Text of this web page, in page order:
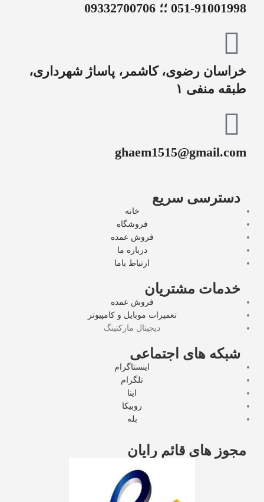
051-91001998 ؛؛ 09332700706
خراسان رضوی، کاشمر، پاساژ شهرداری،
طبقه منفی ۱
ghaem1515@gmail.com
دسترسی سریع
خانه
فروشگاه
فروش عمده
درباره ما
ارتباط باما
خدمات مشتریان
فروش عمده
تعمیرات موبایل و کامپیوتر
دیجیتال مارکتینگ
شبکه های اجتماعی
اینستاگرام
تلگرام
ایتا
روبیکا
بله
مجوز های قائم رایان